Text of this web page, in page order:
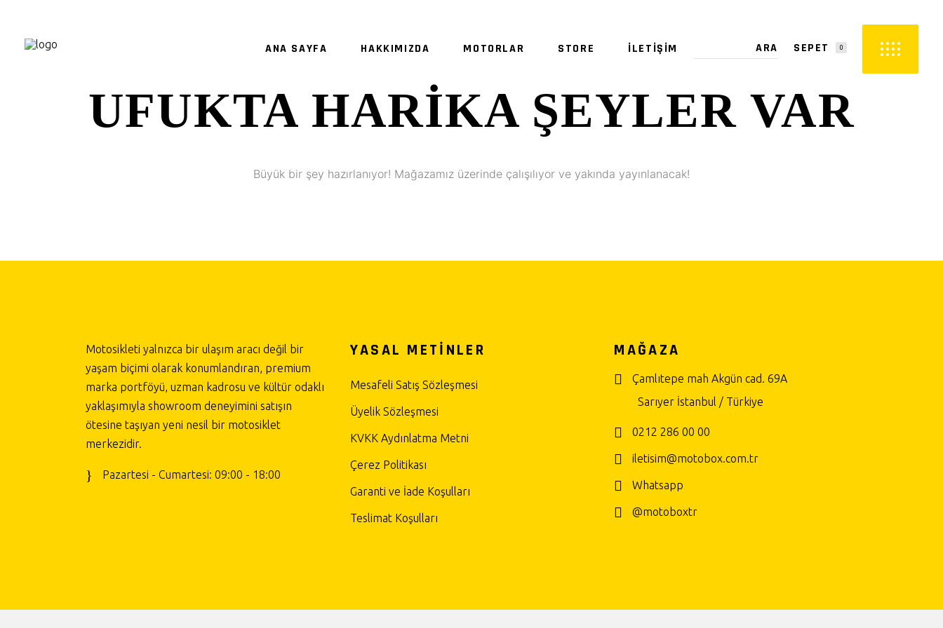
ANA SAYFA HAKKIMIZDA MOTORLAR STORE İLETIŞIM SEPET 0
SEPETTE ÜRÜN YOK.
UFUKTA HARIKA ŞEYLER VAR
Büyük bir şey hazırlanıyor! Mağazamız üzerinde çalışılıyor ve yakında yayınlanacak!
Motosikleti yalnızca bir ulaşım aracı değil bir
yaşam biçimi olarak konumlandıran, premium
marka portföyü, uzman kadrosu ve kültür odaklı
yaklaşımıyla showroom deneyimini satışın
ötesine taşıyan yeni nesil bir motosiklet
merkezidir.
Pazartesi - Cumartesi: 09:00 - 18:00
YASAL METİNLER
Mesafeli Satış Sözleşmesi
Üyelik Sözleşmesi
KVKK Aydınlatma Metni
Çerez Politikası
Garanti ve İade Koşulları
Teslimat Koşulları
MAĞAZA
Çamlıtepe mah Akgün cad. 69A
Sarıyer İstanbul / Türkiye
0212 286 00 00
iletisim@motobox.com.tr
Whatsapp
@motoboxtr